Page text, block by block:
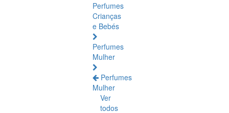
Perfumes
Crianças
e Bebés
Perfumes
Mulher
Perfumes
Mulher
Ver
todos